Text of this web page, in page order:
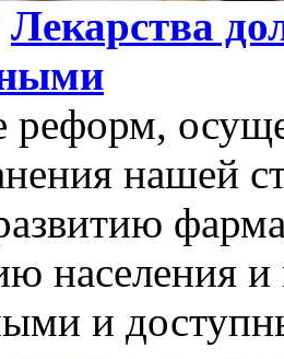
Лекарства
реформ,
нашей
населения
и